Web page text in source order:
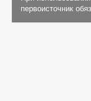
первоисточник